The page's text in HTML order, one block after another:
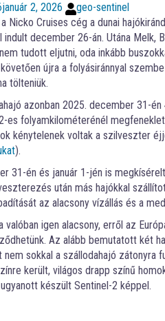
január 2, 2026
geo-sentinel
Nicko Cruises cég a dunai
december 26-án. Utána Melk,
tudott eljutni, oda inkább
újra a folyásiránnyal
tölteniük.
azonban 2025. december 31-
es folyamkilométerénél
kénytelenek voltak a szilveszter
).
31-én és január 1-jén is
után más hajókkal
az alacsony vízállás és a
valóban igen alacsony, erről az
Az alább bemutatott két
sokkal a szállodahajó zátonyra
került, világos drapp színű
készült Sentinel-2 képpel.